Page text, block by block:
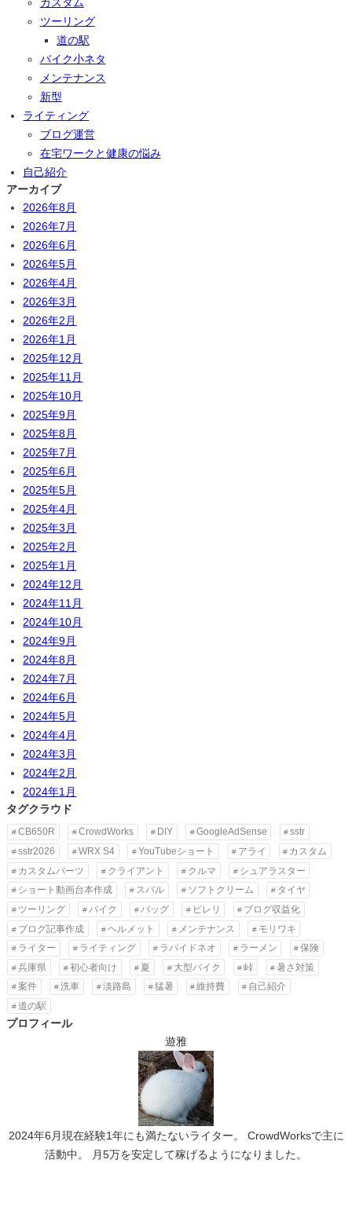
ツーリング
道の駅
バイク小ネタ
メンテナンス
新型
ライティング
ブログ運営
在宅ワークと健康の悩み
自己紹介
アーカイブ
2026年8月
2026年7月
2026年6月
2026年5月
2026年4月
2026年3月
2026年2月
2026年1月
2025年12月
2025年11月
2025年10月
2025年9月
2025年8月
2025年7月
2025年6月
2025年5月
2025年4月
2025年3月
2025年2月
2025年1月
2024年12月
2024年11月
2024年10月
2024年9月
2024年8月
2024年7月
2024年6月
2024年5月
2024年4月
2024年3月
2024年2月
2024年1月
タグクラウド
CB650R CrowdWorks DIY GoogleAdSense
sstr
sstr2026
WRX S4 YouTubeショート アライ
カスタム
カスタムパーツ
クライアント クルマ
シュアラスター
ショート動画台本作成
スバル ソフトクリーム
タイヤ
ツーリング
バイク バッグ ピレリ
ブログ収益化
ブログ記事作成
ヘルメット メンテナンス
モリワキ
ライター
ライティング ラパイドネオ ラーメン
保険
兵庫県
初心者向け 夏 大型バイク 峠
暑さ対策
案件
洗車 淡路島 猛暑 維持費
自己紹介
道の駅
プロフィール
遊雅
2024年6月現在経験1年にも満たないライター。 CrowdWorksで主に
活動中。 月5万を安定して稼げるようになりました。